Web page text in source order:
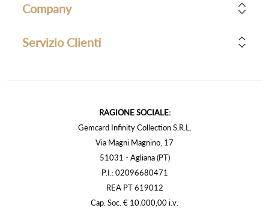
Company
Servizio Clienti
RAGIONE SOCIALE:
Gemcard Infinity Collection S.R.L.
Via Magni Magnino, 17
51031 - Agliana (PT)
P.I.: 02096680471
REA PT 619012
Cap. Soc. € 10.000,00 i.v.